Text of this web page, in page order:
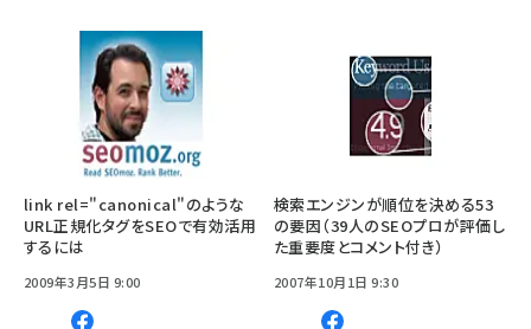
link rel="canonical"のような
URL正規化タグをSEOで有効活用
するには
2009年3月5日 9:00
検索エンジンが順位を決める53
の要因（39人のSEOプロが評価し
た重要度とコメント付き）
2007年10月1日 9:30